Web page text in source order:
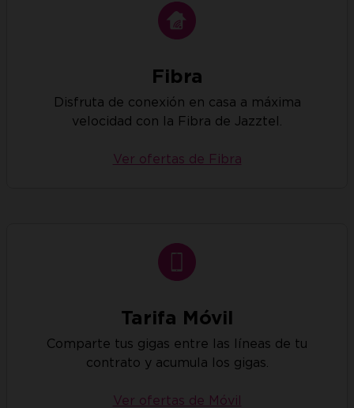
Fibra
Disfruta de conexión en casa a máxima
velocidad con la Fibra de Jazztel.
Ver ofertas de Fibra
Tarifa Móvil
Comparte tus gigas entre las líneas de tu
contrato y acumula los gigas.
Ver ofertas de Móvil